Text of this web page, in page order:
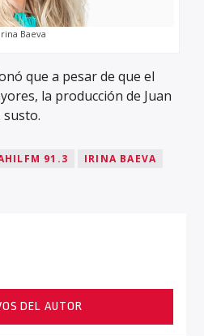
Irina Baeva
que a pesar de que el
la producción de Juan
91.3 IRINA BAEVA
DEL AUTOR